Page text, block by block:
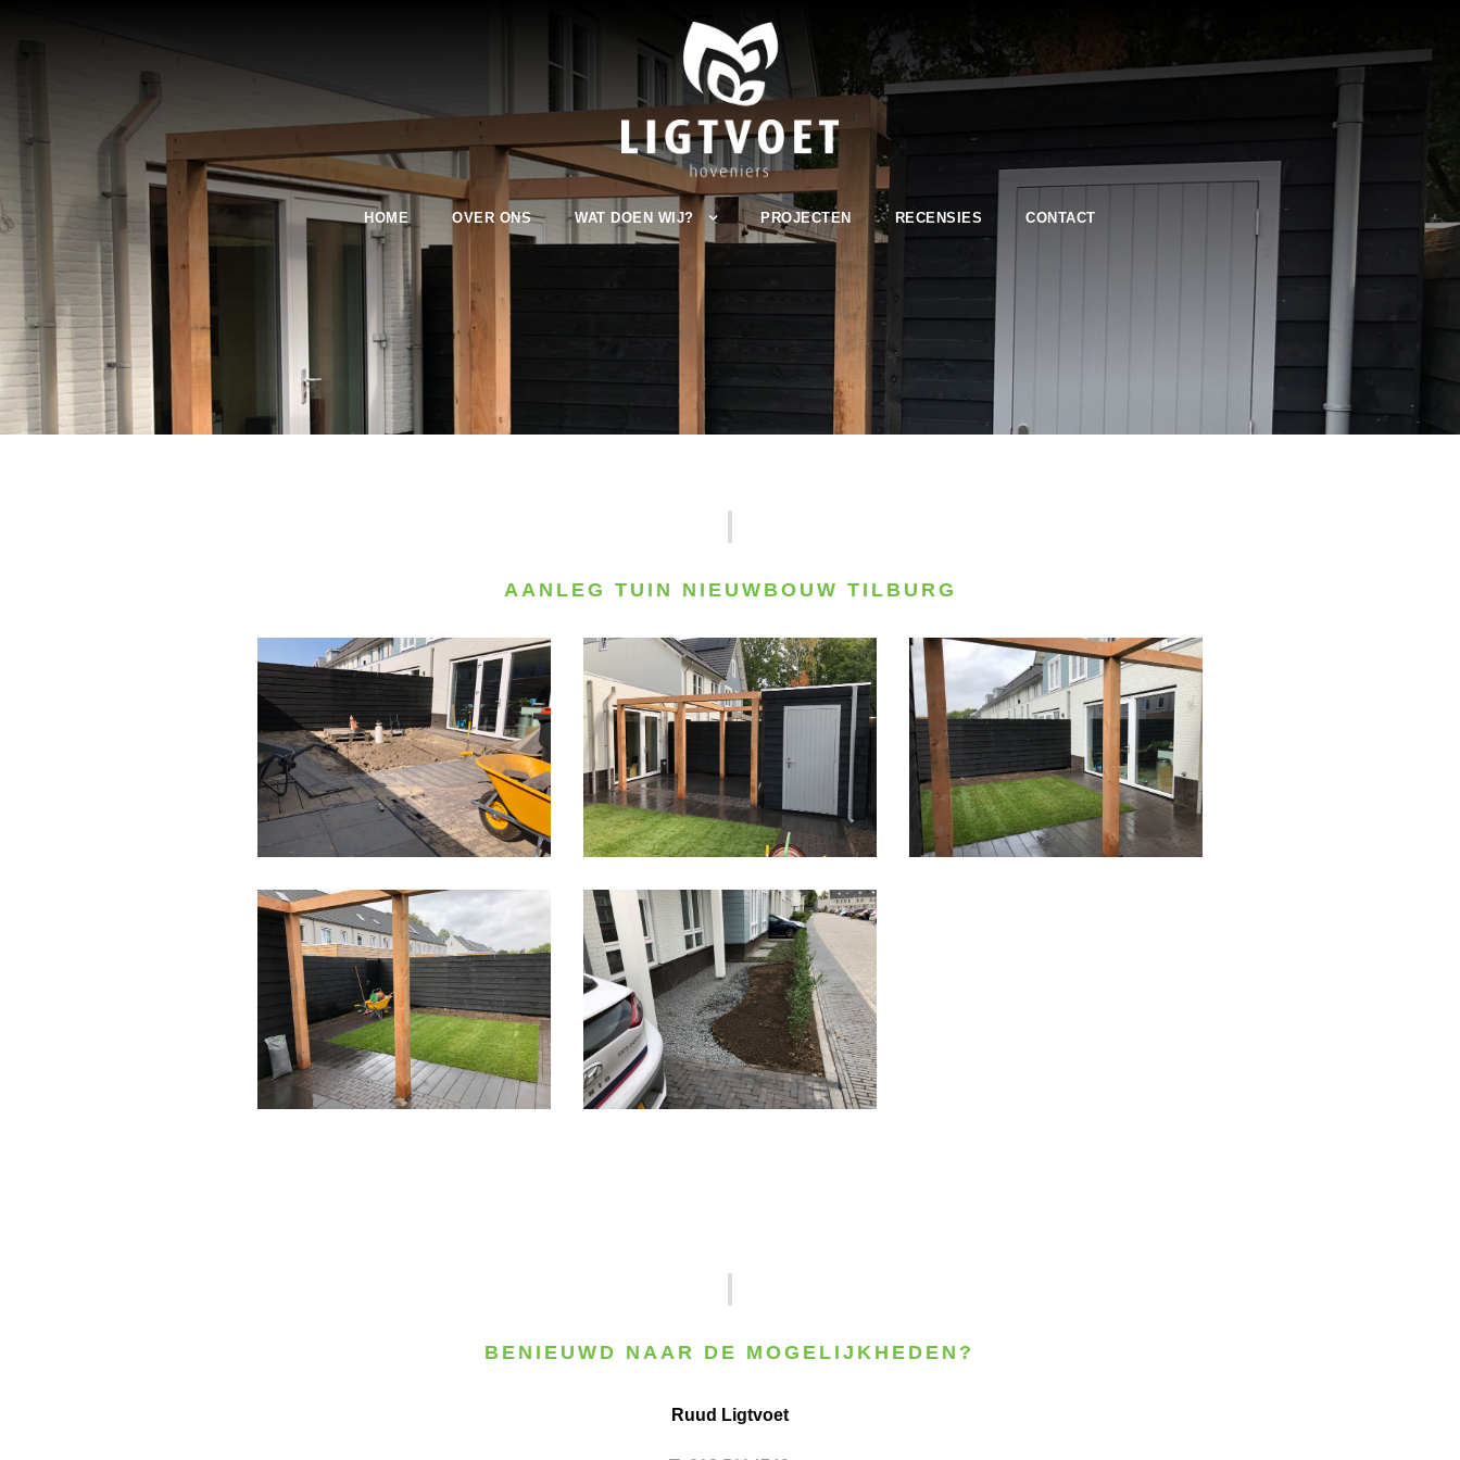
HOME OVER ONS WAT DOEN WIJ? PROJECTEN RECENSIES CONTACT
AANLEG TUIN NIEUWBOUW TILBURG
BENIEUWD NAAR DE MOGELIJKHEDEN?
Ruud Ligtvoet